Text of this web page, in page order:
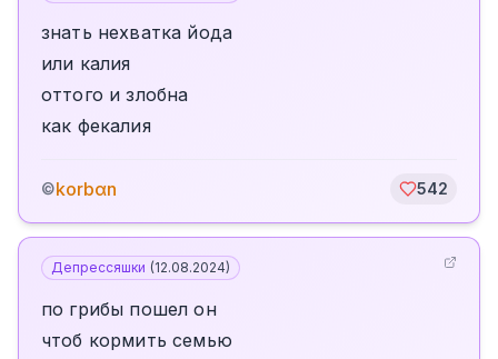
знать нехватка йода
или калия
оттого и злобна
как фекалия
©korbαn 542
Депрессяшки (12.08.2024)
по грибы пошел он
чтоб кормить семью